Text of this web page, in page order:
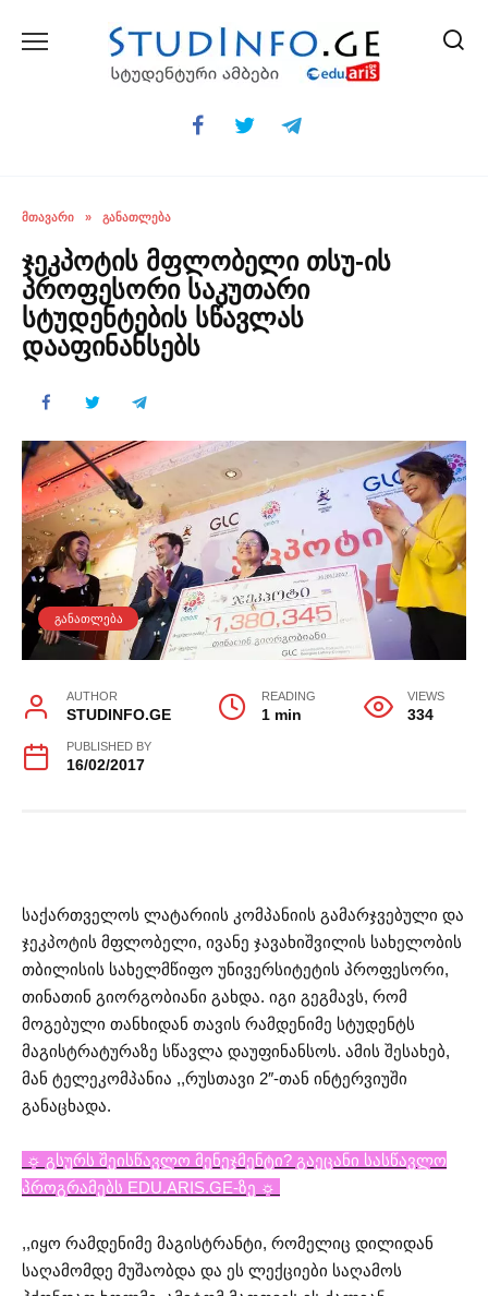
ᲛᲗᲐᲕᲐᲠᲘ » ᲒᲐᲜᲐᲗᲚᲔᲑᲐ
ჯეკპოტის მფლობელი თსუ-ის
პროფესორი საკუთარი
სტუდენტების სწავლას
დააფინანსებს
ᲒᲐᲜᲐᲗᲚᲔᲑᲐ
AUTHOR
STUDINFO.GE
READING
1 min
VIEWS
334
PUBLISHED BY
16/02/2017
საქართველოს ლატარიის კომპანიის გამარჯვებული და
ჯეკპოტის მფლობელი, ივანე ჯავახიშვილის სახელობის
თბილისის სახელმწიფო უნივერსიტეტის პროფესორი,
თინათინ გიორგობიანი გახდა. იგი გეგმავს, რომ
მოგებული თანხიდან თავის რამდენიმე სტუდენტს
მაგისტრატურაზე სწავლა დაუფინანსოს. ამის შესახებ,
მან ტელეკომპანია ,,რუსთავი 2″-თან ინტერვიუში
განაცხადა.
☼ გსურს შეისწავლო მენეჯმენტი? გაეცანი სასწავლო
პროგრამებს EDU.ARIS.GE-ზე ☼
,,იყო რამდენიმე მაგისტრანტი, რომელიც დილიდან
საღამომდე მუშაობდა და ეს ლექციები საღამოს